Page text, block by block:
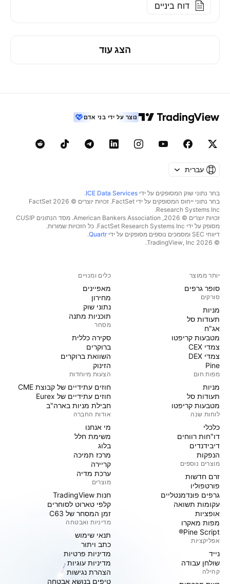
דוח ביניים
הצג עוד
נוצר על ידי בני אדם
עברית
בחר נתוני שוק המסופקים על ידי ICE Data Services
.
בחר נתוני ייחוס המסופקים על ידי FactSet. זכויות יוצרים © 2026 ‏FactSet
Research Systems Inc.‏
זכויות יוצרים © 2026, ‏American Bankers Association. מסד הנתונים CUSIP
מסופק על ידי FactSet Research Systems Inc. כל הזכויות שמורות.
דיווחי SEC ומסמכים נוספים מסופקים על ידי
Quartr
.
© 2026 ‏TradingView, Inc.‏
יותר ממוצר
סופר גרפים
סורקים
מניות‏
תעודות סל
אג"ח
מטבעות קריפטו
צמדי CEX
צמדי DEX
Pine
מפות חום
מניות‏
תעודות סל
מטבעות קריפטו
לוחות שנה
כלכלי
דו"חות רווחים
דיבידנדים
הנפקות
מוצרים נוספים
זרם חדשות
פורטפוליו
גרפים פונדמנטליים
עקומות תשואה
אופציות
מפות מאקרו
Pine Script®
אפליקציות
נייד
שולחן עבודה
קהילה
כלים ומנויים
מאפיינים
מחירון
נתוני שוק
תוכניות מתנה
מסחר
סקירה כללית
ברוקרים
השוואת ברוקרים
הזינוק
הצעות מיוחדות
חוזים עתידיים של קבוצת CME
חוזים עתידיים של Eurex
חבילת מניות בארה"ב
אודות החברה
מי אנחנו
משימת חלל
בלוג
מרכז תמיכה
קריירה
ערכת מדיה
מוצרים
חנות TradingView
קלפי טארוט לסוחרים
זמן המסחר של C63
מדיניות ואבטחה
תנאי שימוש
כתב ויתור
מדיניות פרטיות
מדיניות עוגיות
הצהרת נגישות
טיפים בנושא אבטחה